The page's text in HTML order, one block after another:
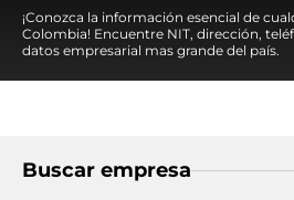
¡Conozca la información esencial de
Colombia! Encuentre NIT, dirección,
datos empresarial mas grande del país.
Buscar empresa